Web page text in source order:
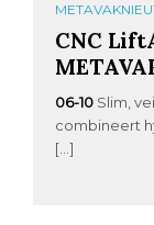
CNC
06-10 Slim,
combineert
[…]